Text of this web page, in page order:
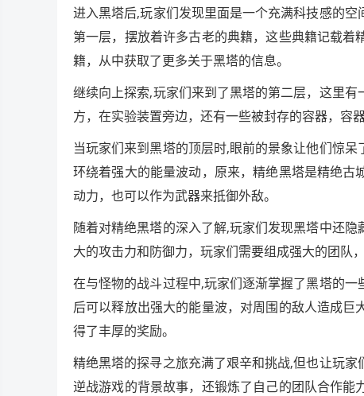
进入黑塔后,玩家们发现里面是一个充满科技感的
第一层，摆放着许多古老的典籍，这些典籍记载
籍，从中获取了更多关于黑塔的信息。
继续向上探索,玩家们来到了黑塔的第二层，这里
方，在实验装置旁边，还有一些被封存的容器，容
当玩家们来到黑塔的顶层时,眼前的景象让他们惊
环绕着强大的能量波动，原来，精绝黑塔是精绝
动力，也可以作为武器来抵御外敌。
随着对精绝黑塔的深入了解,玩家们发现黑塔中还
大的攻击力和防御力，玩家们需要组成强大的团队
在与怪物的战斗过程中,玩家们逐渐掌握了黑塔的
后可以释放出强大的能量波，对周围的敌人造成
得了丰厚的奖励。
精绝黑塔的探寻之旅充满了艰辛和挑战,但也让玩
逆战游戏的背景故事，还锻炼了自己的团队合作